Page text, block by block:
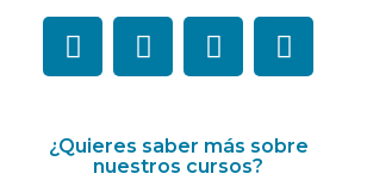
¿Quieres saber más sobre
nuestros cursos?